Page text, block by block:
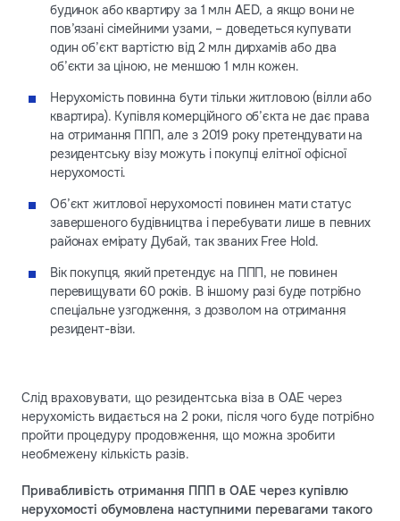
будинок або квартиру за 1 млн AED, а якщо вони не
пов’язані сімейними узами, – доведеться купувати
один об’єкт вартістю від 2 млн дирхамів або два
об’єкти за ціною, не меншою 1 млн кожен.
Нерухомість повинна бути тільки житловою (вілли або
квартира). Купівля комерційного об’єкта не дає права
на отримання ППП, але з 2019 року претендувати на
резидентську візу можуть і покупці елітної офісної
нерухомості.
Об’єкт житлової нерухомості повинен мати статус
завершеного будівництва і перебувати лише в певних
районах емірату Дубай, так званих Free Hold.
Вік покупця, який претендує на ППП, не повинен
перевищувати 60 років. В іншому разі буде потрібно
спеціальне узгодження, з дозволом на отримання
резидент-візи.
Слід враховувати, що резидентська віза в ОАЕ через
нерухомість видається на 2 роки, після чого буде потрібно
пройти процедуру продовження, що можна зробити
необмежену кількість разів.
Привабливість отримання ППП в ОАЕ через купівлю
нерухомості обумовлена наступними перевагами такого